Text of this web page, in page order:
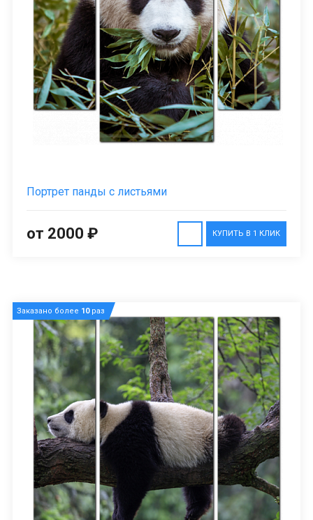
Портрет панды с листьями
КУПИТЬ В 1 КЛИК
от 2000 ₽
Заказано более 10раз